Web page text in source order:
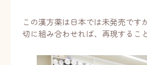
この漢方薬は日本では未発売です
切に組み合わせれば、再現するこ